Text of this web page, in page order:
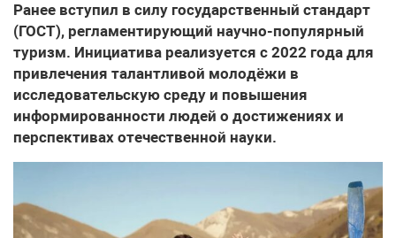
Ранее вступил в силу государственный стандарт
(ГОСТ), регламентирующий научно-популярный
туризм. Инициатива реализуется с 2022 года для
привлечения талантливой молодёжи в
исследовательскую среду и повышения
информированности людей о достижениях и
перспективах отечественной науки.